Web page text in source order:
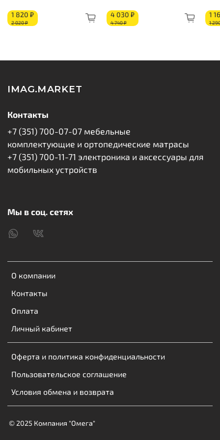
1 820 ₽
2 020 ₽
4 030 ₽
4 740 ₽
1
1
IMAG.MARKET
О компании
Контакты
Оплата
Личный кабинет
Оферта и политика конфиденциальности
Пользовательское соглашение
Условия обмена и возврата
Контакты
+7 (351) 700-07-07 мебельные
комплектующие и ортопедические матрасы
+7 (351) 700-11-71 электроника и аксессуары для
мобильных устройств
Мы в соц. сетях
© 2025 Компания "Омега"